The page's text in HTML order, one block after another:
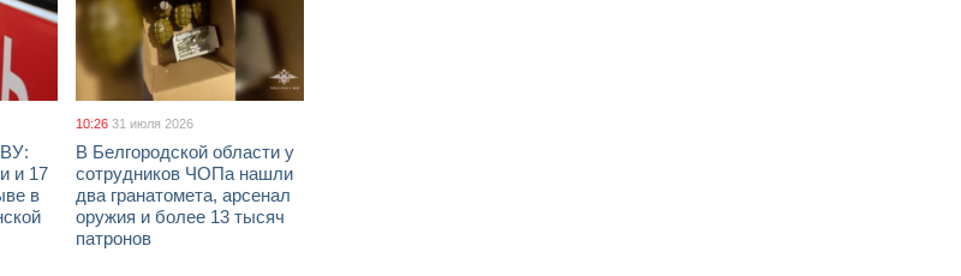
и 17
в
10:26 31 июля 2026
В Белгородской области у
сотрудников ЧОПа нашли
два гранатомета, арсенал
оружия и более 13 тысяч
патронов